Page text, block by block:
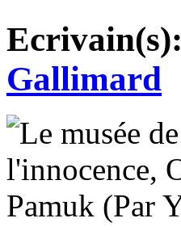
Ecrivain(s):
Gallimard